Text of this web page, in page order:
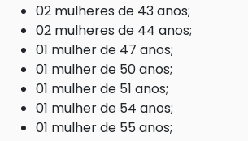
02 mulheres de 43 anos;
02 mulheres de 44 anos;
01 mulher de 47 anos;
01 mulher de 50 anos;
01 mulher de 51 anos;
01 mulher de 54 anos;
01 mulher de 55 anos;